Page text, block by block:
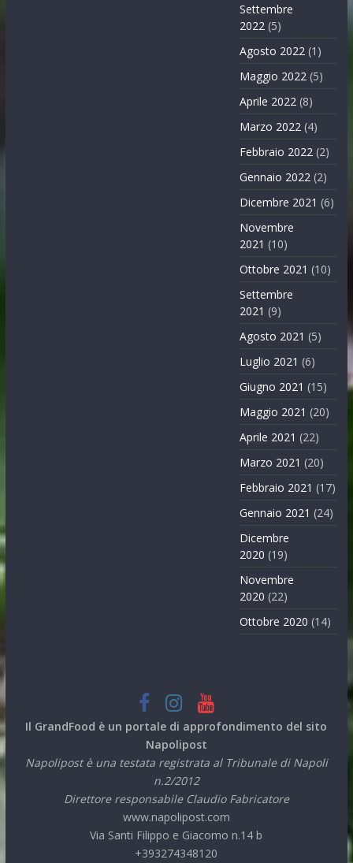
Settembre
2022 (5)
Agosto 2022 (1)
Maggio 2022 (5)
Aprile 2022 (8)
Marzo 2022 (4)
Febbraio 2022 (2)
Gennaio 2022 (2)
Dicembre 2021 (6)
Novembre
2021 (10)
Ottobre 2021 (10)
Settembre
2021 (9)
Agosto 2021 (5)
Luglio 2021 (6)
Giugno 2021 (15)
Maggio 2021 (20)
Aprile 2021 (22)
Marzo 2021 (20)
Febbraio 2021 (17)
Gennaio 2021 (24)
Dicembre
2020 (19)
Novembre
2020 (22)
Ottobre 2020 (14)
Il GrandFood è un portale di approfondimento del sito
Napolipost
Napolipost è una testata registrata al Tribunale di Napoli
n.2/2012
Direttore responsabile Claudio Fabricatore
www.napolipost.com
Via Santi Filippo e Giacomo n.14 b
+393274348120